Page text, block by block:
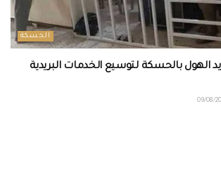
الحسكة
الهول بالحسكة لتوسيع الخدمات البريدية